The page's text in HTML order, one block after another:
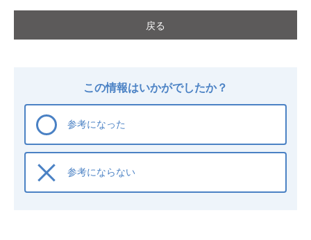
戻る
この情報はいかがでしたか？
参考になった
参考にならない